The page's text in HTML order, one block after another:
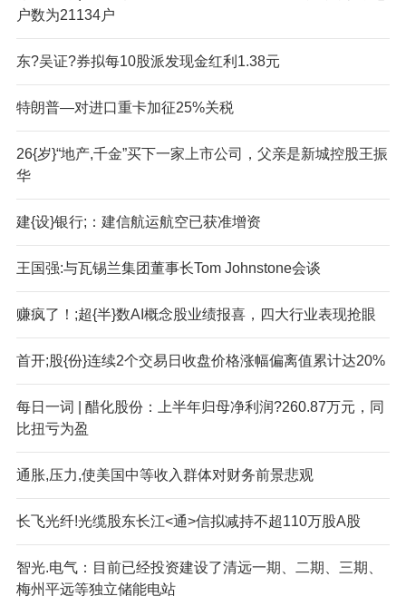
户数为21134户
东?吴证?券拟每10股派发现金红利1.38元
特朗普—对进口重卡加征25%关税
26{岁}“地产,千金”买下一家上市公司，父亲是新城控股王振
华
建{设}银行;：建信航运航空已获准增资
王国强:与瓦锡兰集团董事长Tom Johnstone会谈
赚疯了！;超{半}数AI概念股业绩报喜，四大行业表现抢眼
首开;股{份}连续2个交易日收盘价格涨幅偏离值累计达20%
每日一词 | 醋化股份：上半年归母净利润?260.87万元，同
比扭亏为盈
通胀,压力,使美国中等收入群体对财务前景悲观
长飞光纤!光缆股东长江<通>信拟减持不超110万股A股
智光.电气：目前已经投资建设了清远一期、二期、三期、
梅州平远等独立储能电站